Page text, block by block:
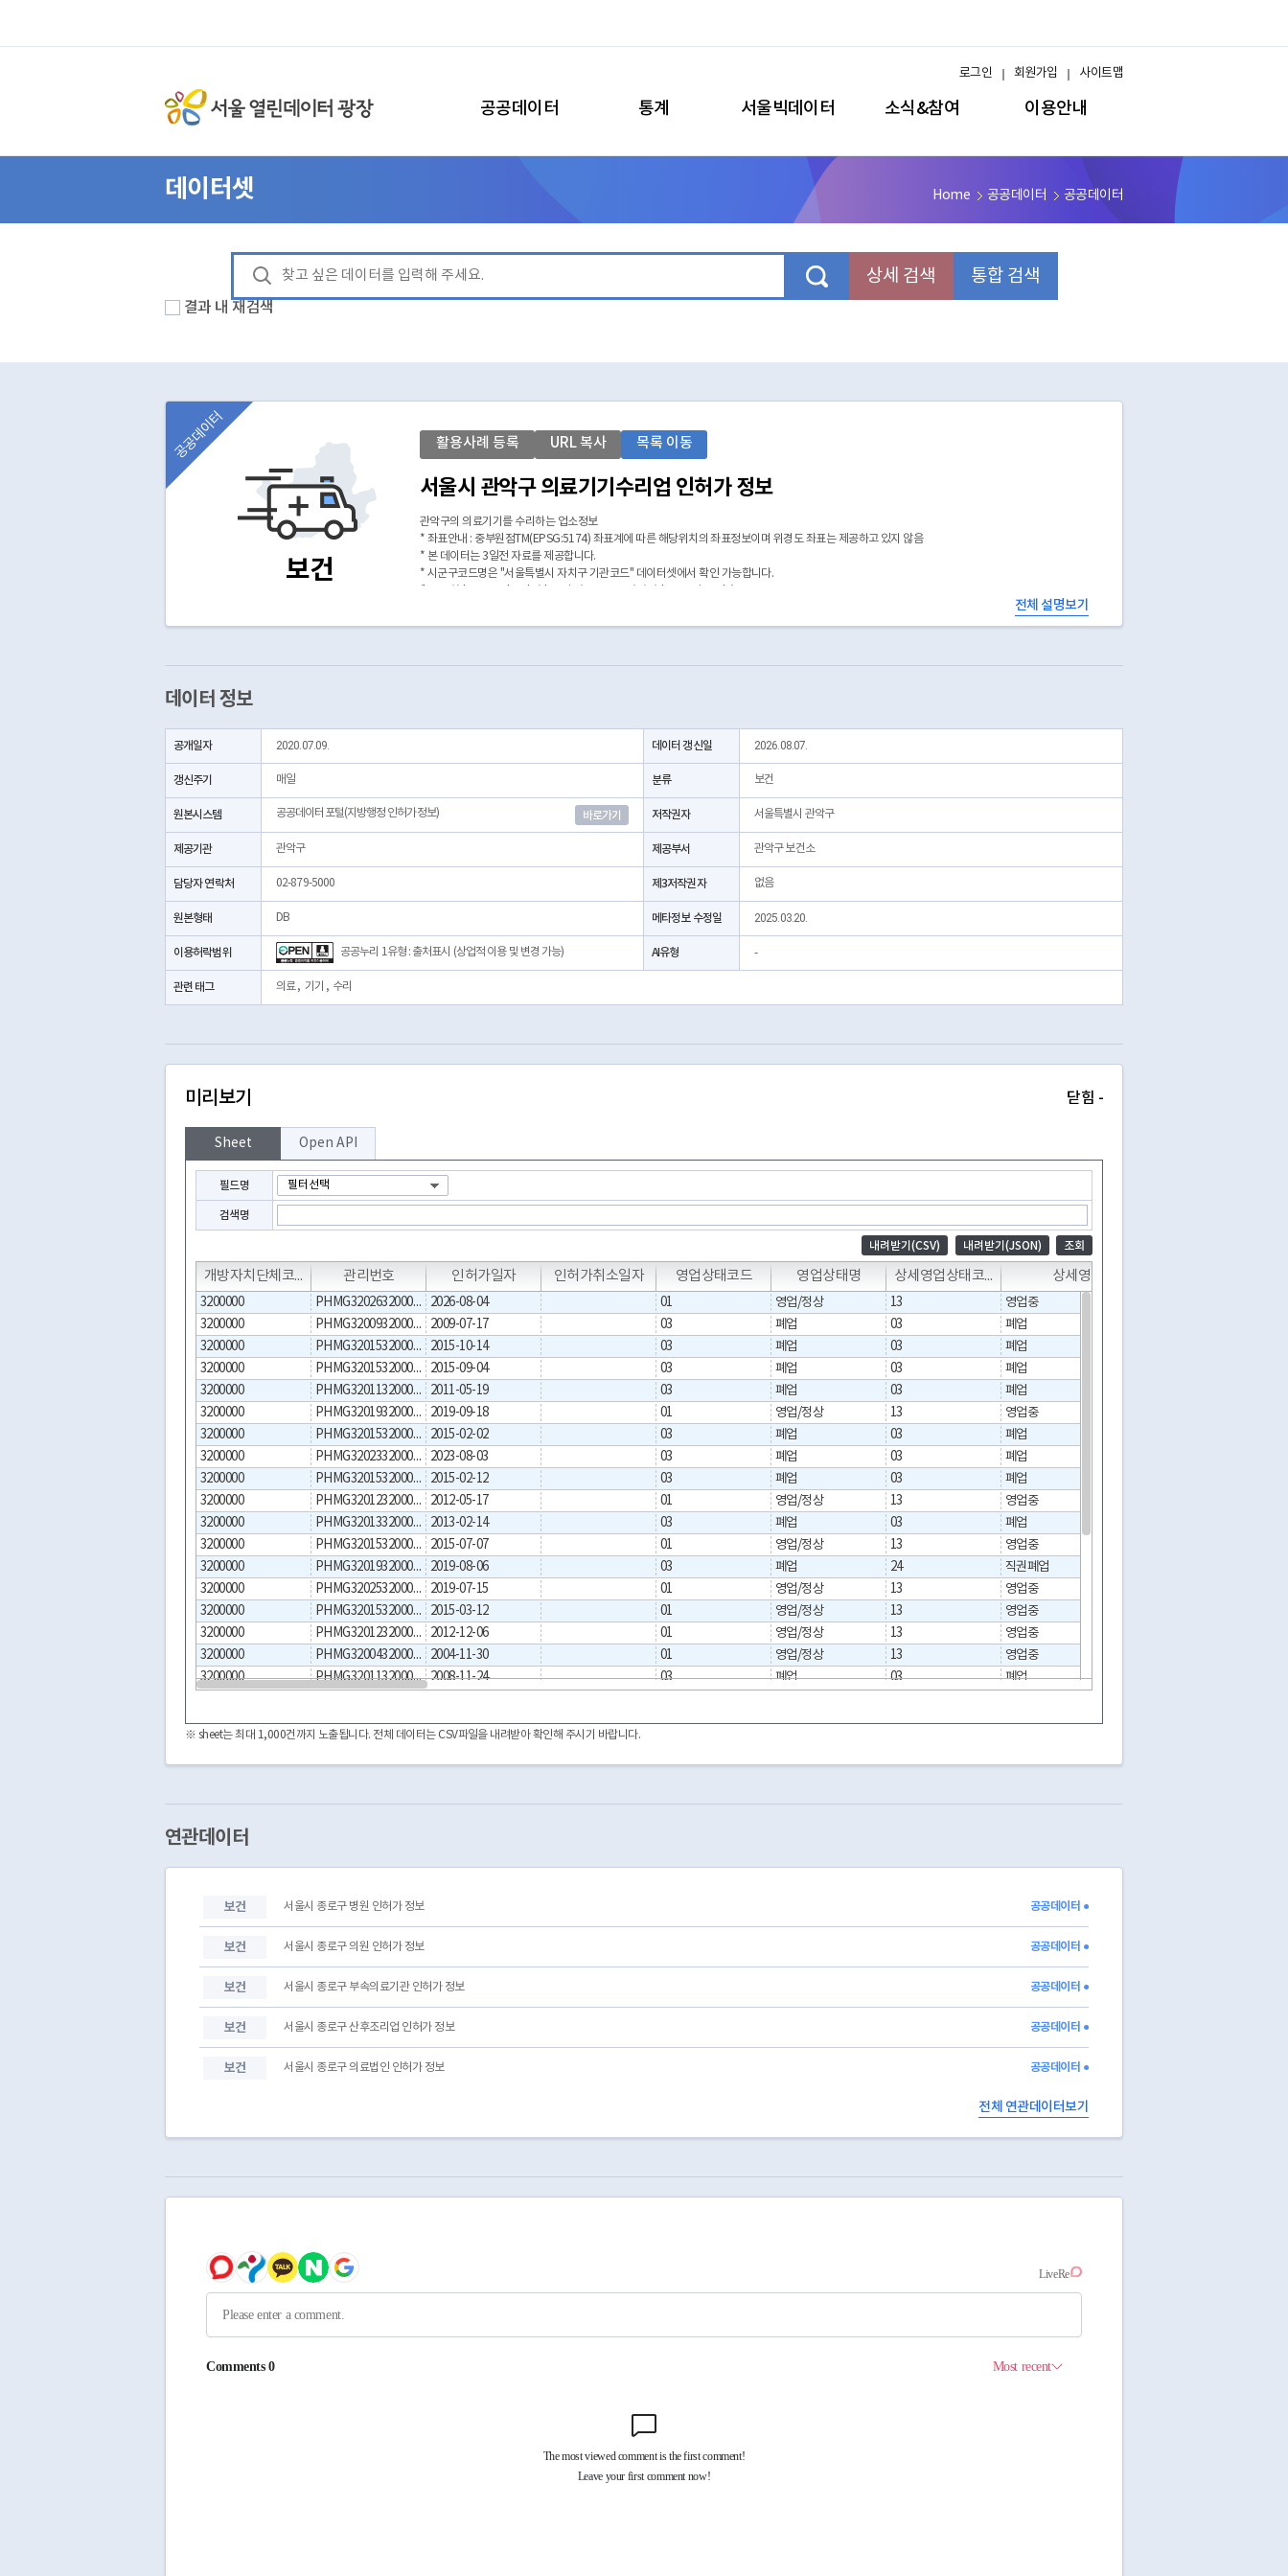
공공데이터 통계 서울빅데이터 소식&참여 이용안내
로그인 회원가입 사이트맵
데이터셋 Home 공공데이터 공공데이터
상세 검색 통합 검색
결과 내 재검색
보건
공공데이터 활용사례 등록 URL 복사 목록 이동
서울시 관악구 의료기기수리업 인허가 정보
관악구의 의료기기를 수리하는 업소정보
* 좌표안내 : 중부원점TM(EPSG:5174) 좌표계에 따른 해당위치의 좌표정보이며 위경도 좌표는 제공하고 있지 않음
* 본 데이터는 3일전 자료를 제공합니다.
* 시군구코드명은 "서울특별시 자치구 기관코드" 데이터셋에서 확인 가능합니다.
전체 설명보기
데이터 정보
공개일자 2020.07.09. 데이터 갱신일 2026.08.07.
갱신주기 매일 분류 보건
원본시스템 공공데이터포털(지방행정 인허가정보) 바로가기 저작권자 서울특별시 관악구
제공기관 관악구 제공부서 관악구 보건소
담당자 연락처 02-879-5000 제3저작권자 없음
원본형태 DB 메타정보 수정일 2025.03.20.
이용허락범위 공공누리 1유형 : 출처표시 (상업적 이용 및 변경 가능) AI유형 -
관련 태그 의료, 기기 , 수리
미리보기 닫힘 -
Sheet Open API
필드명
검색명
내려받기(CSV) 내려받기(JSON) 조회
개방자치단체코드 관리번호 인허가일자 인허가취소일자 영업상태코드 영업상태명 상세영업상태코드 상세영업상태명
T T T
3200000 PHMG320263200033047400001 2026-08-04 01 영업/정상 13
영업중
3200000
PHMG320093200033047400001 2009-07-17 03 폐업 03 폐업
3200000
PHMG320153200033047400006 2015-10-14 03 폐업 03 폐업
3200000
PHMG320153200033047400005 2015-09-04 03 폐업 03 폐업
3200000
PHMG320113200033047400005 2011-05-19 03 폐업 03 폐업
3200000
PHMG320193200033047400002 2019-09-18 01 영업/정상 13
영업중
3200000
PHMG320153200033047400001 2015-02-02 03 폐업 03 폐업
3200000
PHMG320233200033047400002 2023-08-03 03 폐업 03 폐업
3200000
PHMG320153200033047400002 2015-02-12 03 폐업 03 폐업
3200000
PHMG320123200033047400001 2012-05-17 01 영업/정상 13
영업중
3200000
PHMG320133200033047400002 2013-02-14 03 폐업 03 폐업
3200000
PHMG320153200033047400004 2015-07-07 01 영업/정상 13
영업중
3200000
PHMG320193200033047400001 2019-08-06 03 폐업 24 직권폐업
3200000
PHMG320253200033047400002 2019-07-15 01 영업/정상 13
영업중
3200000
PHMG320153200033047400003 2015-03-12 01 영업/정상 13
영업중
3200000
PHMG320123200033047400002 2012-12-06 01 영업/정상 13
영업중
3200000
PHMG320043200033047400001 2004-11-30 01 영업/정상 13
영업중
3200000
PHMG320113200033047400001 2008-11-24 03 폐업 03 폐업
3200000
PHMG320213200033047400001 2021-07-08 01 영업/정상 13
영업중
3200000
PHMG320253200033047400001 2025-02-26
3200000
PHMG320233200033047400001 2023-03-02 05 제외/삭제/전출 15
전출
3200000
PHMG320143200033047400001 2014-10-23 05 제외/삭제/전출 15
전출
3200000
3200000
PHMG320113200033047400002
※ sheet는 최대 1,000건까지 노출됩니다. 전체 데이터는 CSV파일을 내려받아 확인해 주시기 바랍니다.
연관데이터
보건 서울시 종로구 병원 인허가 정보 공공데이터 ●
보건 서울시 종로구 의원 인허가 정보 공공데이터 ●
보건 서울시 종로구 부속의료기관 인허가 정보 공공데이터 ●
보건 서울시 종로구 산후조리업 인허가 정보 공공데이터 ●
보건 서울시 종로구 의료법인 인허가 정보 공공데이터 ●
전체 연관데이터보기